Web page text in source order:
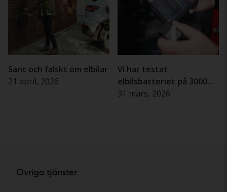
Sant och falskt om elbilar
21 april, 2026
Vi har testat
elbilsbatteriet på 3000
begagnade bilar – dessa
31 mars, 2026
Övriga tjänster